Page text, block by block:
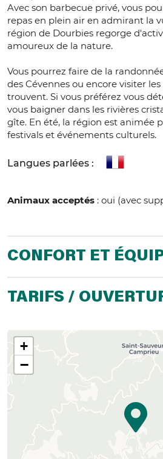
Avec son barbecue privé, vous
repas en plein air en admirant la
région de Dourbies regorge
amoureux de la nature.
Vous pourrez faire de la
des Cévennes ou encore visiter
trouvent. Si vous préférez vous
vous baigner dans les rivières
gîte. En été, la région est animée
festivals et événements culturels.
Langues parlées :
Animaux acceptés : oui (avec
CONFORT ET
TARIFS /
+
−